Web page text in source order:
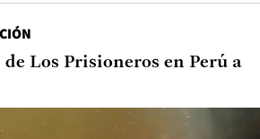
Los Prisioneros en Perú a